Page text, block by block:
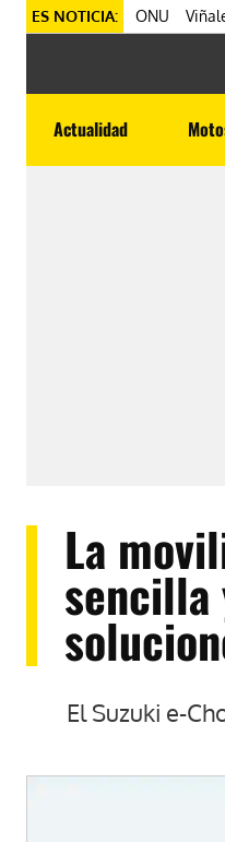
ES NOTICIA: ONU
Actualidad
La
sencilla
El Suzuki e-